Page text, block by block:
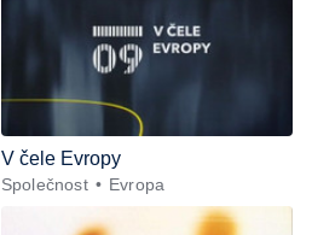
V čele Evropy
Společnost Evropa